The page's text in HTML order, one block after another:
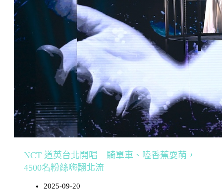
NCT 道英台北開唱 騎單車、嗑香蕉耍萌，
4500名粉絲嗨翻北流
2025-09-20